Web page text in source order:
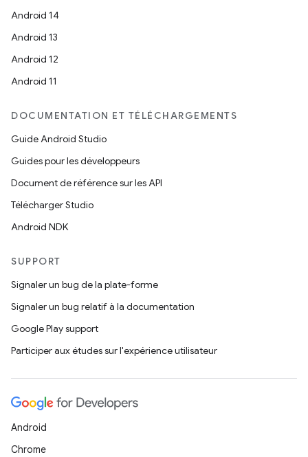
Android 14
Android 13
Android 12
Android 11
DOCUMENTATION ET TÉLÉCHARGEMENTS
Guide Android Studio
Guides pour les développeurs
Document de référence sur les API
Télécharger Studio
Android NDK
SUPPORT
Signaler un bug de la plate-forme
Signaler un bug relatif à la documentation
Google Play support
Participer aux études sur l'expérience utilisateur
Android
Chrome